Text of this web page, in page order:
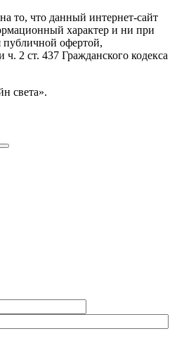
то, что данный интернет-сайт
характер и ни при
публичной офертой,
2 ст. 437 Гражданского кодекса
света».